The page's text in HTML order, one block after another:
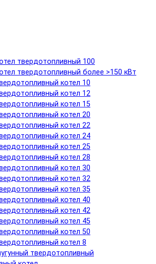
твердотопливный 100
твердотопливный более >150 кВт
котел 10
котел 12
котел 15
котел 20
котел 22
котел 24
котел 25
котел 28
котел 30
котел 32
котел 35
котел 40
котел 42
котел 45
котел 50
котел 8
твердотопливный